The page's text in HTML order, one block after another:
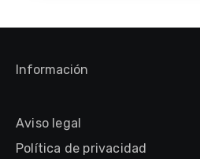
Información
Aviso legal
Política de privacidad